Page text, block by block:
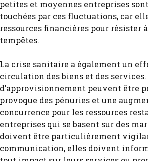
petites et moyennes entreprises
touchées par ces fluctuations, car
ressources financières pour résister
tempêtes.
La crise sanitaire a également un
circulation des biens et des
d’approvisionnement peuvent être
provoque des pénuries et une
concurrence pour les ressources
entreprises qui se basent sur des
doivent être particulièrement
communication, elles doivent